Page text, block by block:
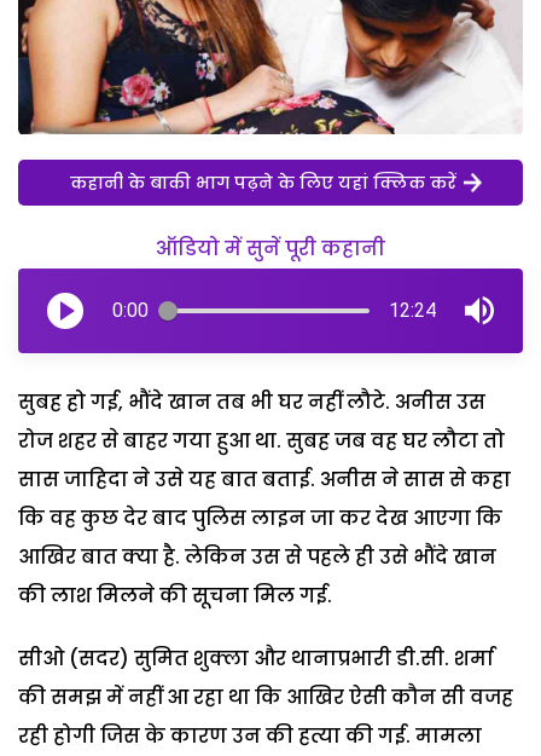
कहानी के बाकी भाग पढ़ने के लिए यहां क्लिक करें
ऑडियो में सुनें पूरी कहानी
0:00 12:24
सुबह हो गई, भौंदे खान तब भी घर नहीं लौटे. अनीस उस
रोज शहर से बाहर गया हुआ था. सुबह जब वह घर लौटा तो
सास जाहिदा ने उसे यह बात बताई. अनीस ने सास से कहा
कि वह कुछ देर बाद पुलिस लाइन जा कर देख आएगा कि
आखिर बात क्या है. लेकिन उस से पहले ही उसे भौंदे खान
की लाश मिलने की सूचना मिल गई.
सीओ (सदर) सुमित शुक्ला और थानाप्रभारी डी.सी. शर्मा
की समझ में नहीं आ रहा था कि आखिर ऐसी कौन सी वजह
रही होगी जिस के कारण उन की हत्या की गई. मामला